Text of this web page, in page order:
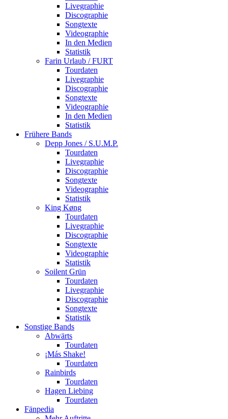
Livegraphie
Discographie
Songtexte
Videographie
In den Medien
Statistik
Farin Urlaub / FURT
Tourdaten
Livegraphie
Discographie
Songtexte
Videographie
In den Medien
Statistik
Frühere Bands
Depp Jones / S.U.M.P.
Tourdaten
Livegraphie
Discographie
Songtexte
Videographie
Statistik
King Køng
Tourdaten
Livegraphie
Discographie
Songtexte
Videographie
Statistik
Soilent Grün
Tourdaten
Livegraphie
Discographie
Songtexte
Statistik
Sonstige Bands
Abwärts
Tourdaten
¡Más Shake!
Tourdaten
Rainbirds
Tourdaten
Hagen Liebing
Tourdaten
Fänpedia